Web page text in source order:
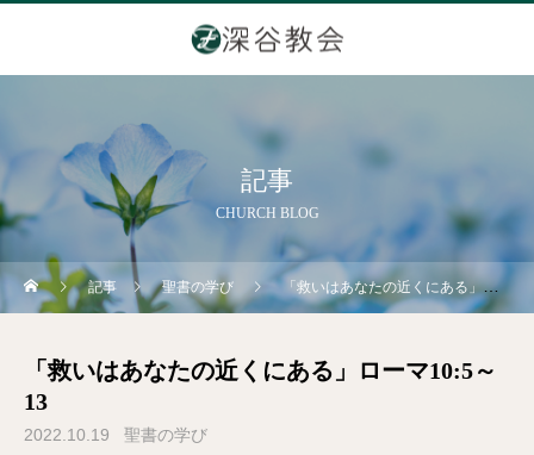
記事
CHURCH BLOG
記事 聖書の学び 「救いはあなたの近くにある」ローマ10:5～13
「救いはあなたの近くにある」ローマ10:5～
13
2022.10.19 聖書の学び